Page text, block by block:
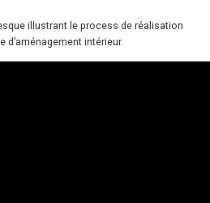
illustrant le process de réalisation
d’aménagement intérieur.